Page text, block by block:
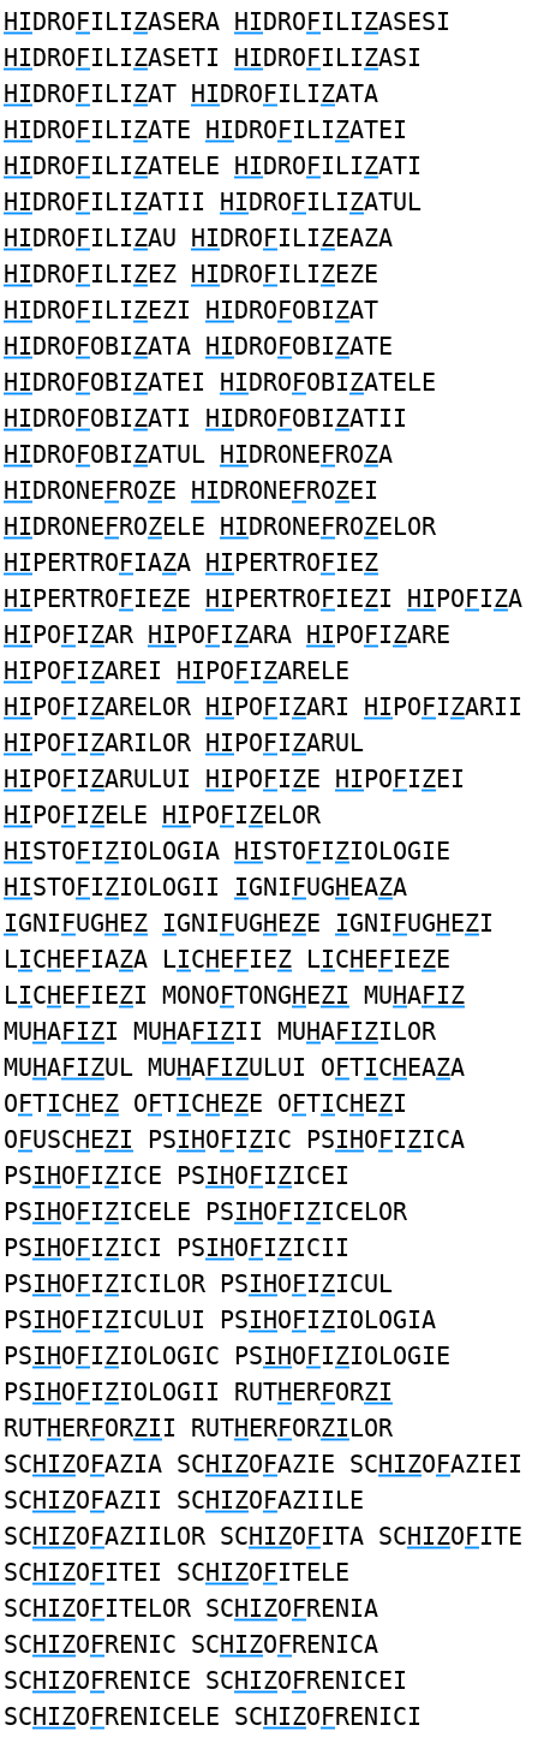
HIDROFILIZASERA HIDROFILIZASESI
HIDROFILIZASETI HIDROFILIZASI
HIDROFILIZAT HIDROFILIZATA
HIDROFILIZATE HIDROFILIZATEI
HIDROFILIZATELE HIDROFILIZATI
HIDROFILIZATII HIDROFILIZATUL
HIDROFILIZAU HIDROFILIZEAZA
HIDROFILIZEZ HIDROFILIZEZE
HIDROFILIZEZI HIDROFOBIZAT
HIDROFOBIZATA HIDROFOBIZATE
HIDROFOBIZATEI HIDROFOBIZATELE
HIDROFOBIZATI HIDROFOBIZATII
HIDROFOBIZATUL HIDRONEFROZA
HIDRONEFROZE HIDRONEFROZEI
HIDRONEFROZELE HIDRONEFROZELOR
HIPERTROFIAZA HIPERTROFIEZ
HIPERTROFIEZE HIPERTROFIEZI HIPOFIZA
HIPOFIZAR HIPOFIZARA HIPOFIZARE
HIPOFIZAREI HIPOFIZARELE
HIPOFIZARELOR HIPOFIZARI HIPOFIZARII
HIPOFIZARILOR HIPOFIZARUL
HIPOFIZARULUI HIPOFIZE HIPOFIZEI
HIPOFIZELE HIPOFIZELOR
HISTOFIZIOLOGIA HISTOFIZIOLOGIE
HISTOFIZIOLOGII IGNIFUGHEAZA
IGNIFUGHEZ IGNIFUGHEZE IGNIFUGHEZI
LICHEFIAZA LICHEFIEZ LICHEFIEZE
LICHEFIEZI MONOFTONGHEZI MUHAFIZ
MUHAFIZI MUHAFIZII MUHAFIZILOR
MUHAFIZUL MUHAFIZULUI OFTICHEAZA
OFTICHEZ OFTICHEZE OFTICHEZI
OFUSCHEZI PSIHOFIZIC PSIHOFIZICA
PSIHOFIZICE PSIHOFIZICEI
PSIHOFIZICELE PSIHOFIZICELOR
PSIHOFIZICI PSIHOFIZICII
PSIHOFIZICILOR PSIHOFIZICUL
PSIHOFIZICULUI PSIHOFIZIOLOGIA
PSIHOFIZIOLOGIC PSIHOFIZIOLOGIE
PSIHOFIZIOLOGII RUTHERFORZI
RUTHERFORZII RUTHERFORZILOR
SCHIZOFAZIA SCHIZOFAZIE SCHIZOFAZIEI
SCHIZOFAZII SCHIZOFAZIILE
SCHIZOFAZIILOR SCHIZOFITA SCHIZOFITE
SCHIZOFITEI SCHIZOFITELE
SCHIZOFITELOR SCHIZOFRENIA
SCHIZOFRENIC SCHIZOFRENICA
SCHIZOFRENICE SCHIZOFRENICEI
SCHIZOFRENICELE SCHIZOFRENICI